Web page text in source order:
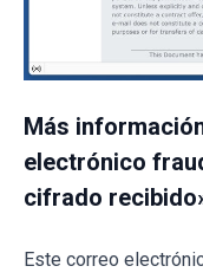
Más
electrónico
cifrado
Este correo